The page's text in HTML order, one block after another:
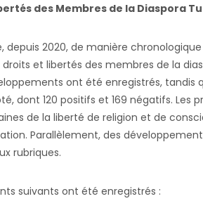
des Membres de la Diaspora
depuis 2020, de manière
et libertés des membres de la
ont été enregistrés, tandis
dont 120 positifs et 169 négatifs. Les
de la liberté de religion et de
Parallèlement, des
rubriques.
suivants ont été enregistrés :